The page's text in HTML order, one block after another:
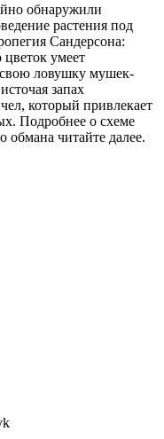
обнаружили
растения под
Сандерсона:
цветок умеет
ловушку мушек-
запах
который привлекает
Подробнее о схеме
обмана читайте далее.